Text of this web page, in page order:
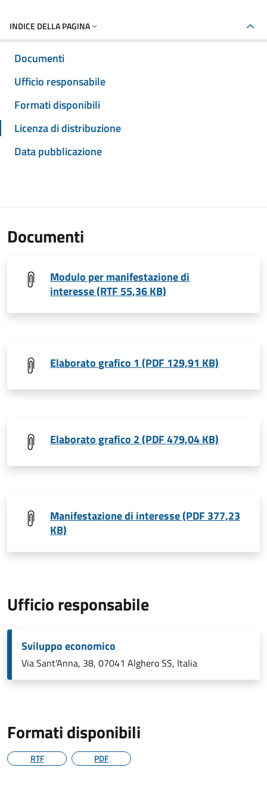
INDICE DELLA PAGINA
Documenti
Ufficio responsabile
Formati disponibili
Licenza di distribuzione
Data pubblicazione
Documenti
Modulo per manifestazione di
interesse (RTF 55,36 KB)
Elaborato grafico 1 (PDF 129,91 KB)
Elaborato grafico 2 (PDF 479,04 KB)
Manifestazione di interesse (PDF 377,23
KB)
Ufficio responsabile
Sviluppo economico
Via Sant'Anna, 38, 07041 Alghero SS, Italia
Formati disponibili
RTF PDF